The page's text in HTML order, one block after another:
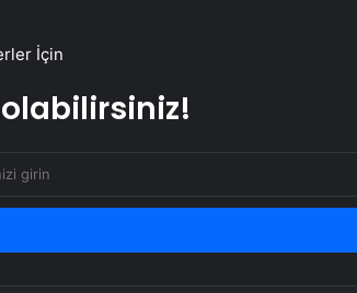
Product Manufacturer in Turkey
İçin